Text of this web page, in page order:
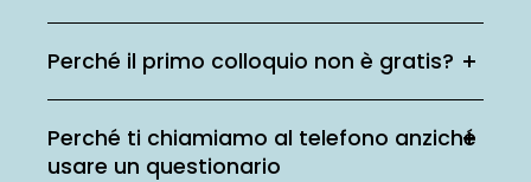
Perché il primo colloquio non è gratis?
Perché ti chiamiamo al telefono anziché
usare un questionario